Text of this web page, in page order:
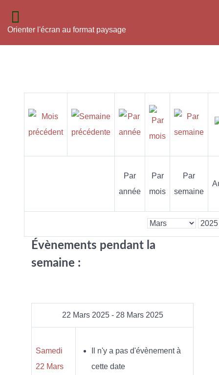
Orienter l'écran au format paysage
Par
année
Par
mois
Par
semaine
Évènements pendant la
semaine :
22 Mars 2025 - 28 Mars 2025
Samedi
22 Mars
Il n'y a pas d'évènement à
cette date